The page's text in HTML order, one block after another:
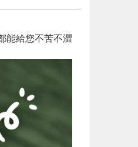
能給您不苦不澀